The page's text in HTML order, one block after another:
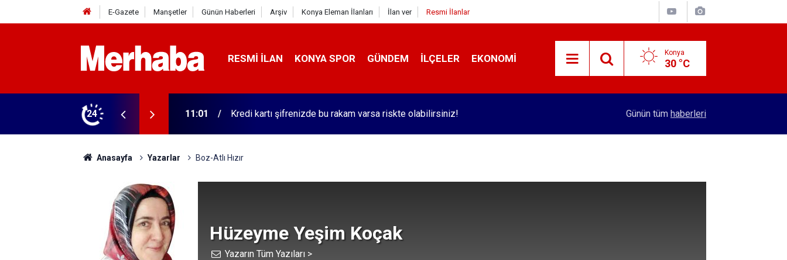
E-Gazete Manşetler Günün Haberleri Arşiv Konya Eleman İlanları İlan ver Resmi İlanlar
RESMI İLAN KONYA SPOR GÜNDEM İLÇELER EKONOMI Konya
30 °C
24 11:00 Hayatın İçinden Kısa Kısa - 183 Konya'da bakımı yapılmayan asansörler
Günün tüm haberleri
Anasayfa Yazarlar Boz-Atlı Hızır
Hüzeyme Yeşim Koçak
Yazarın Tüm Yazıları >